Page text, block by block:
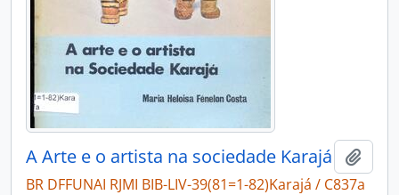
A Arte e o artista na sociedade Karajá
BR DFFUNAI RJMI BIB-LIV-39(81=1-82)Karajá / C837a